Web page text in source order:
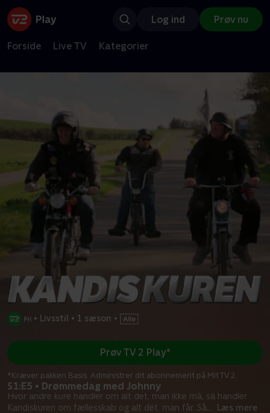
Log ind Prøv nu
Forside Live TV Kategorier
• Livsstil • 1 sæson •
S1:E5 • Drømmedag med Johnny
Hvor andre kure handler om alt det, man ikke må, så handler
Kandiskuren om fællesskab og alt dét, man får. Så... Læs mere
Prøv TV 2 Play*
*Kræver pakken Basis. Administrer dit abonnement på Mit TV 2.